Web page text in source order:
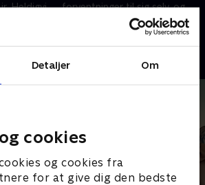
Detaljer Om
cookies
og cookies fra
for at give dig den bedste
Heldigvis
forventninger til sig selv, og
heldigvis bakker hele
fællesskabet op.
28. februar 2023 • 39 min